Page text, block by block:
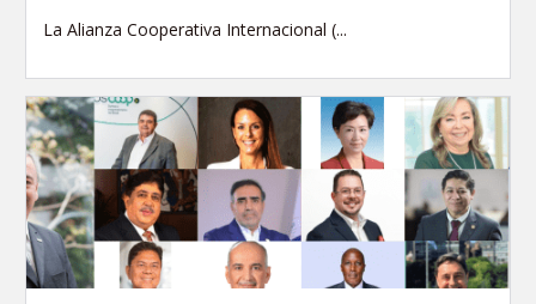
La Alianza Cooperativa Internacional (...